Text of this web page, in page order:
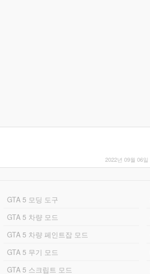
2022년 09월 06일
GTA 5 모딩 도구
GTA 5 차량 모드
GTA 5 차량 페인트잡 모드
GTA 5 무기 모드
GTA 5 스크립트 모드